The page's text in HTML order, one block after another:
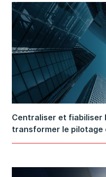
Centraliser et fiabiliser
transformer le